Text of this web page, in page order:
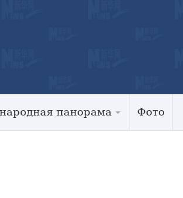
панорама Фото